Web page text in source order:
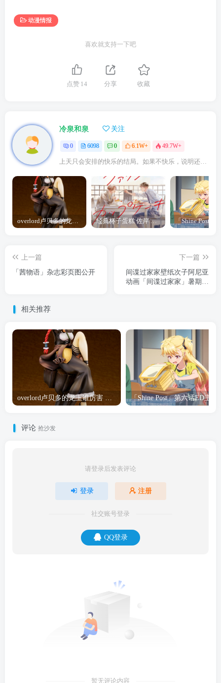
动漫情报
喜欢就支持一下吧
点赞 14 分享 收藏
冷泉和泉 关注
0 6098 0 6.1W+ 49.7W+
经典杯子蛋糕 佐岸 漫画「经典杯子蛋糕」宣布真人日剧化
上一篇
「茜物语」杂志彩页图公开
下一篇
间谍过家家壁纸次子阿尼亚
动画「间谍过家家」暑期企
相关推荐
评论 抢沙发
请登录后发表评论
登录 注册
社交账号登录
QQ登录
暂无评论内容